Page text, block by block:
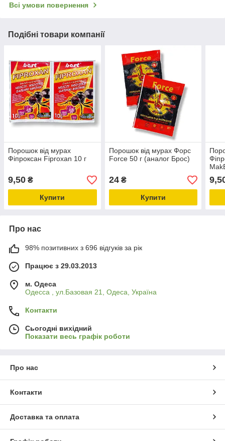
Всі умови повернення
Подібні товари компанії
Порошок від мурах
Фіпроксан Fiproxan 10 г
9,50 ₴
Купити
Порошок від мурах Форс
Force 50 г (аналог Брос)
24₴
Купити
Про нас
98% позитивних з 696 відгуків за рік
Працює з 29.03.2013
м. Одеса
Одесса , ул.Базовая 21, Одеса, Україна
Контакти
Сьогодні вихідний
Показати весь графік роботи
Про нас
Контакти
Доставка та оплата